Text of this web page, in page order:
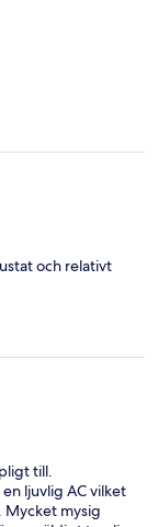
och relativt
till.
ljuvlig AC vilket
Mycket mysig